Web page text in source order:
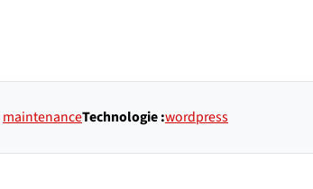
maintenanceTechnologie :wordpress